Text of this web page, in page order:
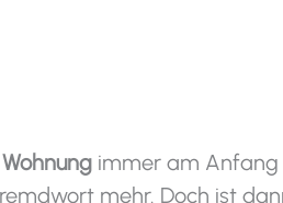
immer am Anfang
mehr. Doch ist